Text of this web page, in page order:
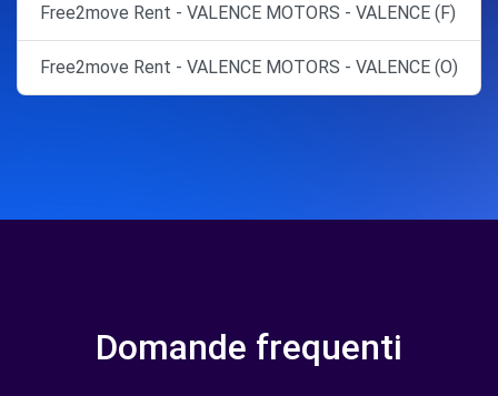
Free2move Rent - VALENCE MOTORS - VALENCE (F)
Free2move Rent - VALENCE MOTORS - VALENCE (O)
Domande frequenti